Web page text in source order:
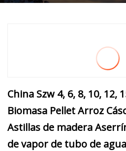
China Szw 4, 6, 8, 10, 12,
Biomasa Pellet Arroz
Astillas de madera
de vapor de tubo de